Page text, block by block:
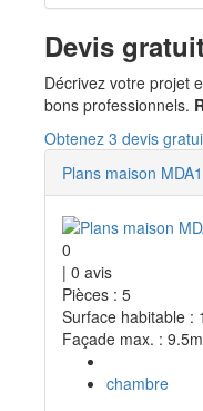
Devis
Décrivez votre projet
bons professionnels.
Obtenez 3 devis
Plans maison
0
| 0 avis
Pièces : 5
Surface habitable :
Façade max. : 9.5m
chambre